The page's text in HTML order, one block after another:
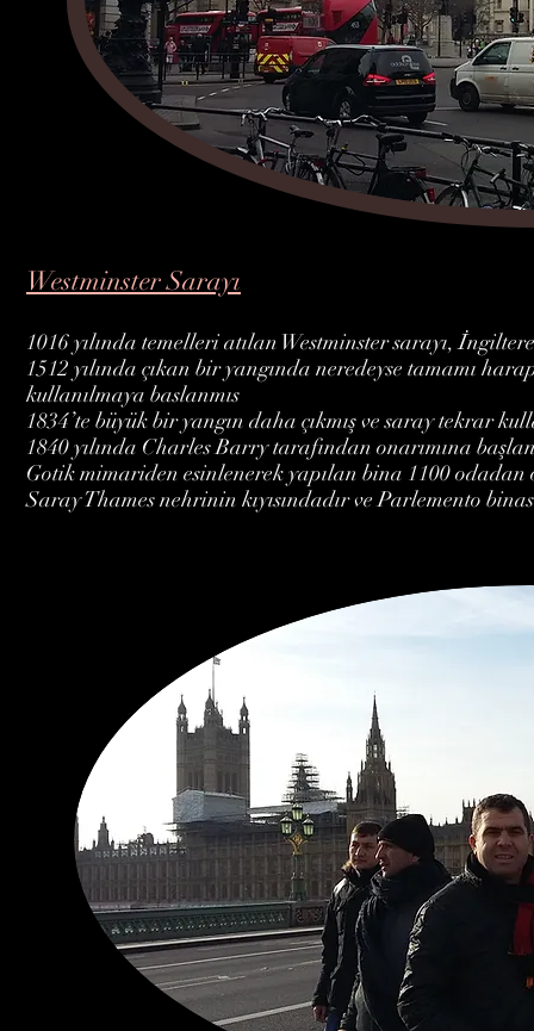
Westminster Sarayı
1016 yılında temelleri atılan Westminster sarayı,
1512 yılında çıkan bir yangında neredeyse tamamı
kullanılmaya baslanmıs
1834’te büyük bir yangın daha çıkmış ve saray tekrar
1840 yılında Charles Barry tarafından onarımına
Gotik mimariden esinlenerek yapılan bina 1100 odadan
Saray Thames nehrinin kıyısındadır ve Parlemento